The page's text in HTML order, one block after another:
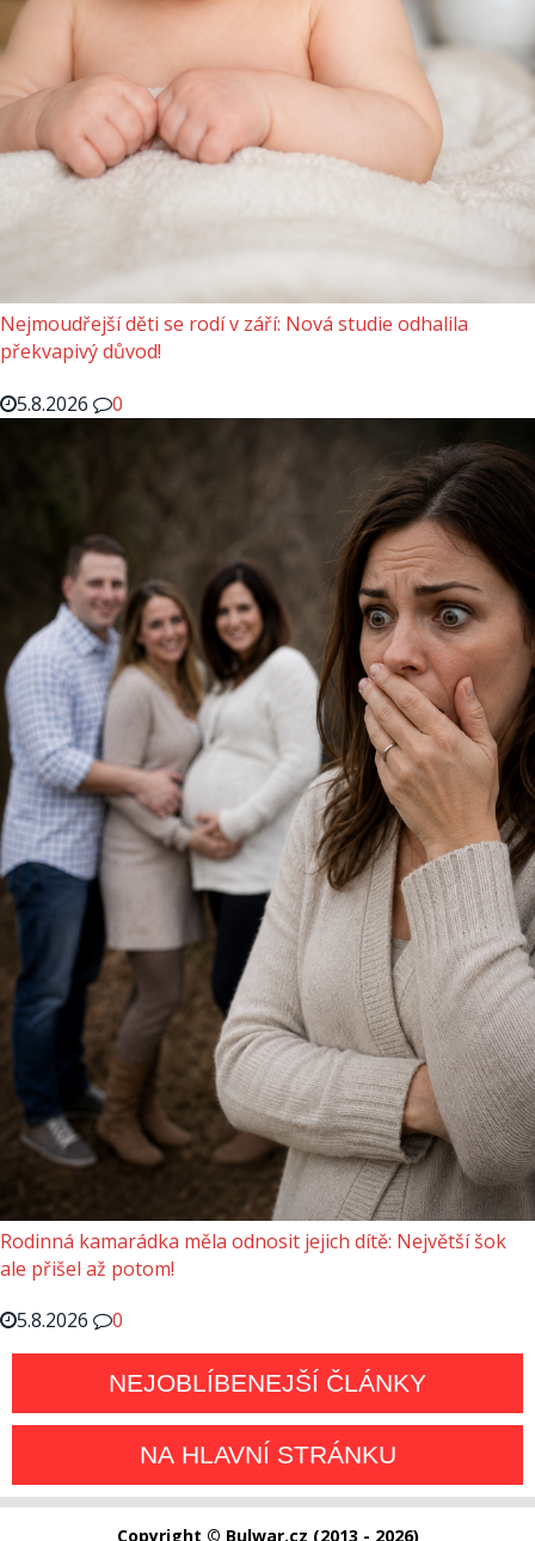
Nejmoudřejší děti se rodí v září: Nová studie odhalila
překvapivý důvod!
5.8.2026
0
Rodinná kamarádka měla odnosit jejich dítě: Největší šok
ale přišel až potom!
5.8.2026
0
NEJOBLÍBENEJŠÍ ČLÁNKY
NA HLAVNÍ STRÁNKU
Copyright © Bulwar.cz (2013 - 2026)